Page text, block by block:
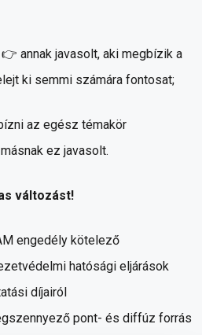
annak javasolt, aki megbízik a
ki semmi számára fontosat;
az egész témakör
ez javasolt.
változást!
engedély kötelező
hatósági eljárások
díjairól
pont- és diffúz forrás